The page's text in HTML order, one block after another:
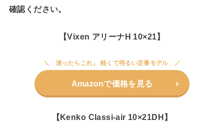
確認ください。
【Vixen アリーナH 10×21】
迷ったらこれ」 軽くて明るい定番モデル
Amazonで価格を見る
【Kenko Classi-air 10×21DH】